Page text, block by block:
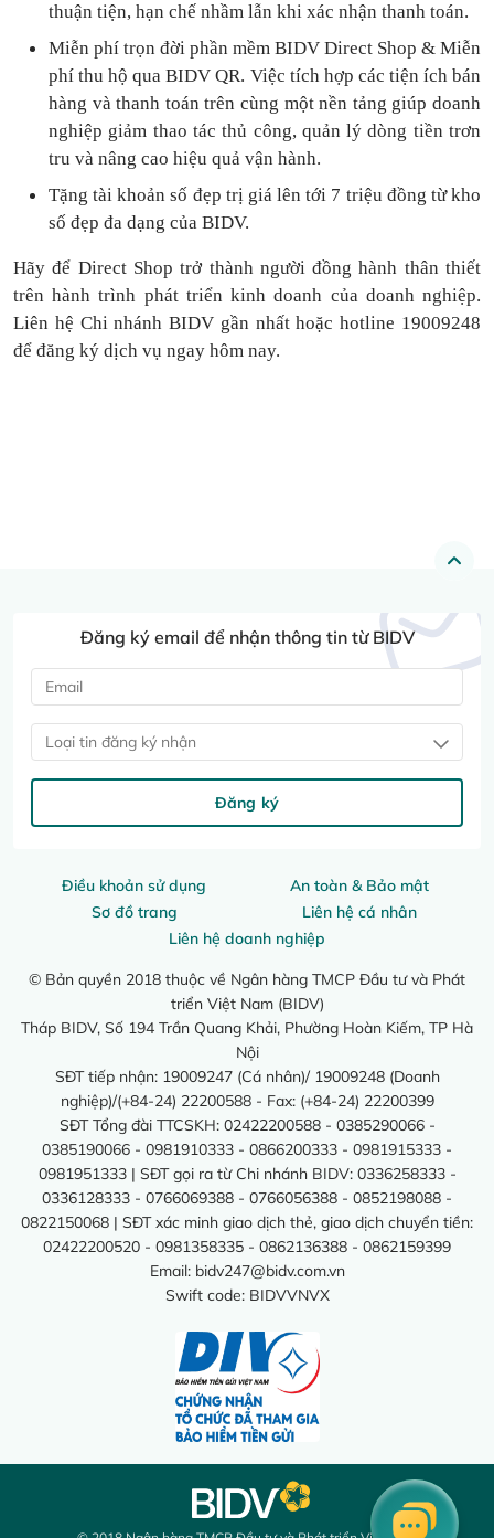
thuận tiện, hạn chế nhầm lẫn khi xác nhận thanh toán.
Miễn phí trọn đời phần mềm BIDV Direct Shop & Miễn
phí thu hộ qua BIDV QR. Việc tích hợp các tiện ích bán
hàng và thanh toántrên cùng một nền tảng giúp doanh
nghiệp giảm thao tác thủ công, quản lý dòng tiền trơn
tru và nâng cao hiệu quả vận hành.
Tặngtài khoản số đẹp trị giá lên tới 7 triệu đồng từ kho
số đẹp đa dạng của BIDV.
Hãy để Direct Shop trở thành người đồng hành thân thiết
trên hành trình phát triển kinh doanh của doanh nghiệp.
Liên hệ Chi nhánh BIDV gần nhất hoặc hotline 19009248
để đăng ký dịch vụ ngay hôm nay.
Điều khoản sử dụng
An toàn & Bảo mật
Sơ đồ trang
Liên hệ cá nhân
Liên hệ doanh nghiệp
© Bản quyền 2018 thuộc về Ngân hàng TMCP Đầu tư và Phát
triển Việt Nam (BIDV)
Tháp BIDV, Số 194 Trần Quang Khải, Phường Hoàn Kiếm, TP Hà
Nội
SĐT tiếp nhận: 19009247 (Cá nhân)/ 19009248 (Doanh
nghiệp)/(+84-24) 22200588 - Fax: (+84-24) 22200399
SĐT Tổng đài TTCSKH: 02422200588 - 0385290066 -
0385190066 - 0981910333 - 0866200333 - 0981915333 -
0981951333 | SĐT gọi ra từ Chi nhánh BIDV: 0336258333 -
0336128333 - 0766069388 - 0766056388 - 0852198088 -
0822150068 | SĐT xác minh giao dịch thẻ, giao dịch chuyển tiền:
02422200520 - 0981358335 - 0862136388 - 0862159399
Email: bidv247@bidv.com.vn
Swift code: BIDVVNVX
Đăng ký email để nhận thông tin từ BIDV
Loại tin đăng ký nhận
Đăng ký